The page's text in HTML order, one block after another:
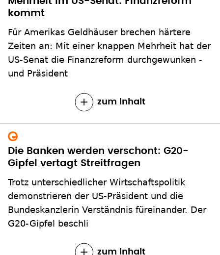
kommt
Für Amerikas Geldhäuser brechen härtere
Zeiten an: Mit einer knappen Mehrheit hat der
US-Senat die Finanzreform durchgewunken -
und Präsident
zum Inhalt
Die Banken werden verschont: G20-
Gipfel vertagt Streitfragen
Trotz unterschiedlicher Wirtschaftspolitik
demonstrieren der US-Präsident und die
Bundeskanzlerin Verständnis füreinander. Der
G20-Gipfel beschli
zum Inhalt